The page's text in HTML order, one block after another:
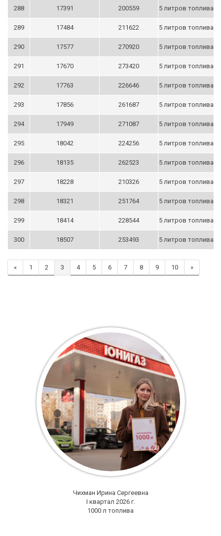
288 17391 200559 5 литров топлива
289 17484 211622 5 литров топлива
290 17577 270920 5 литров топлива
291 17670 273420 5 литров топлива
292 17763 226646 5 литров топлива
293 17856 261687 5 литров топлива
294 17949 271087 5 литров топлива
295 18042 224256 5 литров топлива
296 18135 262523 5 литров топлива
297 18228 210326 5 литров топлива
298 18321 251764 5 литров топлива
299 18414 228544 5 литров топлива
300 18507 253493 5 литров топлива
« 1 2 3 4 5 6 7 8 9 10 »
Чихман Ирина Сергеевна
I квартал 2026 г.
1000 л топлива